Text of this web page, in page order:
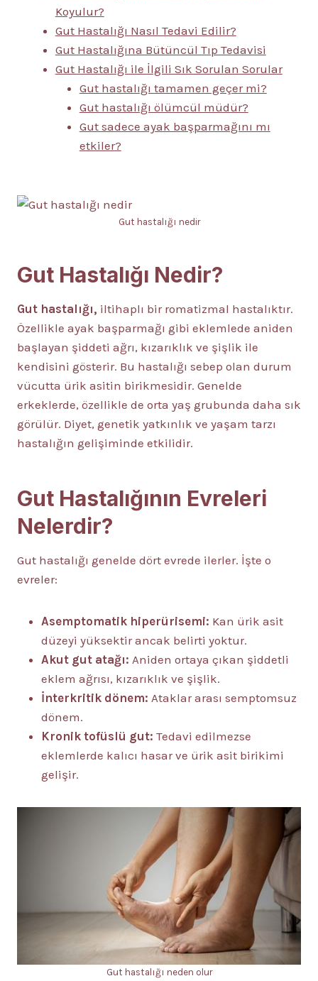
Koyulur?
Gut Hastalığı Nasıl Tedavi Edilir?
Gut Hastalığına Bütüncül Tıp Tedavisi
Gut Hastalığı ile İlgili Sık Sorulan Sorular
Gut hastalığı tamamen geçer mi?
Gut hastalığı ölümcül müdür?
Gut sadece ayak başparmağını mı
etkiler?
Gut hastalığı nedir
Gut Hastalığı Nedir?
Gut hastalığı, iltihaplı bir romatizmal hastalıktır.
Özellikle ayak başparmağı gibi eklemlede aniden
başlayan şiddeti ağrı, kızarıklık ve şişlik ile
kendisini gösterir. Bu hastalığı sebep olan durum
vücutta ürik asitin birikmesidir. Genelde
erkeklerde, özellikle de orta yaş grubunda daha sık
görülür. Diyet, genetik yatkınlık ve yaşam tarzı
hastalığın gelişiminde etkilidir.
Gut Hastalığının Evreleri
Nelerdir?
Gut hastalığı genelde dört evrede ilerler. İşte o
evreler:
Asemptomatik hiperürisemi: Kan ürik asit
düzeyi yüksektir ancak belirti yoktur.
Akut gut atağı: Aniden ortaya çıkan şiddetli
eklem ağrısı, kızarıklık ve şişlik.
İnterkritik dönem: Ataklar arası semptomsuz
dönem.
Kronik tofüslü gut: Tedavi edilmezse
eklemlerde kalıcı hasar ve ürik asit birikimi
gelişir.
Gut hastalığı neden olur